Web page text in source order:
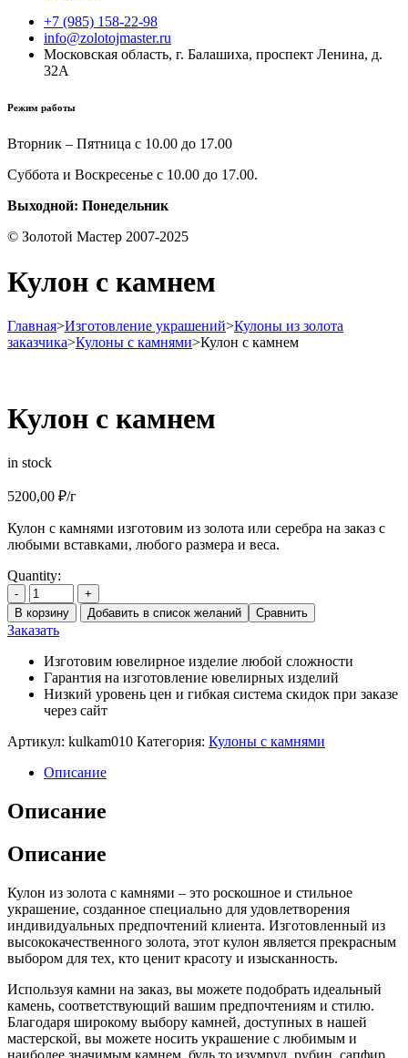
+7 (985) 158-22-98
info@zolotojmaster.ru
Московская область, г. Балашиха, проспект Ленина, д.
32А
Режим работы
Вторник – Пятница с 10.00 до 17.00
Суббота и Воскресенье с 10.00 до 17.00.
Выходной: Понедельник
© Золотой Мастер 2007-2025
Кулон с камнем
Главная>Изготовление украшений>Кулоны из золота
заказчика>Кулоны с камнями>Кулон с камнем
Кулон с камнем
in stock
5200,00 ₽/г
Кулон с камнями изготовим из золота или серебра на заказ с
любыми вставками, любого размера и веса.
Quantity:
-
+
В корзину
Добавить в список желаний Сравнить
Заказать
Изготовим ювелирное изделие любой сложности
Гарантия на изготовление ювелирных изделий
Низкий уровень цен и гибкая система скидок при заказе
через сайт
Артикул: kulkam010 Категория: Кулоны с камнями
Описание
Описание
Описание
Кулон из золота с камнями – это роскошное и стильное
украшение, созданное специально для удовлетворения
индивидуальных предпочтений клиента. Изготовленный из
высококачественного золота, этот кулон является прекрасным
выбором для тех, кто ценит красоту и изысканность.
Используя камни на заказ, вы можете подобрать идеальный
камень, соответствующий вашим предпочтениям и стилю.
Благодаря широкому выбору камней, доступных в нашей
мастерской, вы можете носить украшение с любимым и
наиболее значимым камнем, будь то изумруд, рубин, сапфир